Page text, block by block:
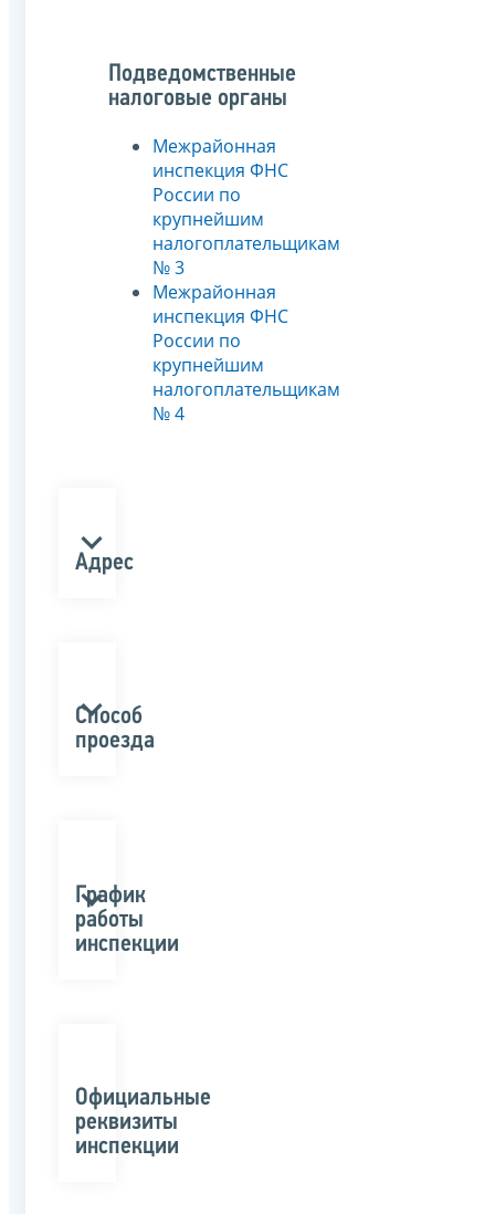
Подведомственные
налоговые органы
Межрайонная
инспекция ФНС
России по
крупнейшим
налогоплательщикам
№ 3
Межрайонная
инспекция ФНС
России по
крупнейшим
налогоплательщикам
№ 4
Адрес
Способ
проезда
График
работы
инспекции
Официальные
реквизиты
инспекции